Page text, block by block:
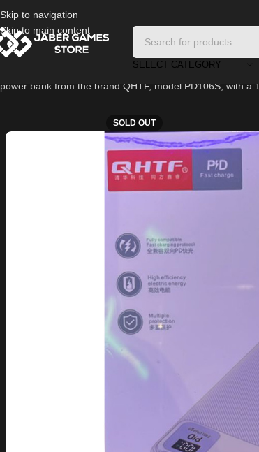
Skip to navigation
Skip to main content
SELECT CATEGORY
power bank from the brand QHTF, model PD106S, with
SOLD OUT